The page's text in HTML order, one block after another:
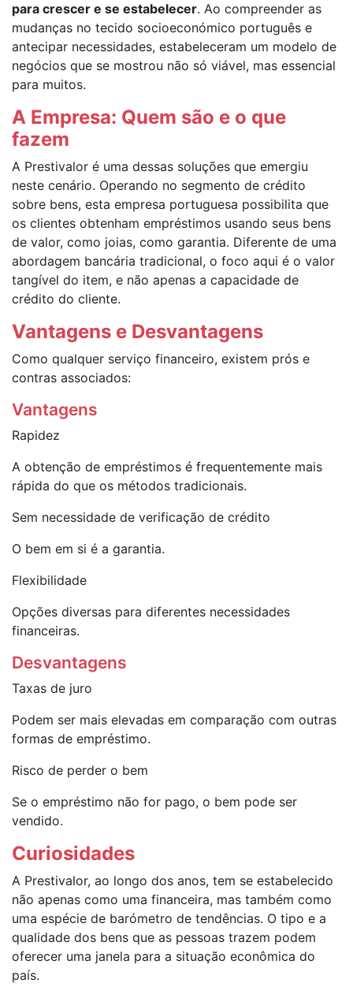
para crescer e se estabelecer. Ao compreender as
mudanças no tecido socioeconómico português e
antecipar necessidades, estabeleceram um modelo de
negócios que se mostrou não só viável, mas essencial
para muitos.
A Empresa: Quem são e o que
fazem
A Prestivalor é uma dessas soluções que emergiu
neste cenário. Operando no segmento de crédito
sobre bens, esta empresa portuguesa possibilita que
os clientes obtenham empréstimos usando seus bens
de valor, como joias, como garantia. Diferente de uma
abordagem bancária tradicional, o foco aqui é o valor
tangível do item, e não apenas a capacidade de
crédito do cliente.
Vantagens e Desvantagens
Como qualquer serviço financeiro, existem prós e
contras associados:
Vantagens
Rapidez
A obtenção de empréstimos é frequentemente mais
rápida do que os métodos tradicionais.
Sem necessidade de verificação de crédito
O bem em si é a garantia.
Flexibilidade
Opções diversas para diferentes necessidades
financeiras.
Desvantagens
Taxas de juro
Podem ser mais elevadas em comparação com outras
formas de empréstimo.
Risco de perder o bem
Se o empréstimo não for pago, o bem pode ser
vendido.
Curiosidades
A Prestivalor, ao longo dos anos, tem se estabelecido
não apenas como uma financeira, mas também como
uma espécie de barómetro de tendências. O tipo e a
qualidade dos bens que as pessoas trazem podem
oferecer uma janela para a situação econômica do
país.